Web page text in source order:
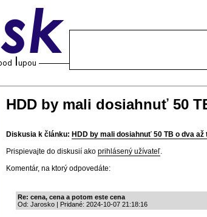
HDD by mali dosiahnuť 50
Diskusia k článku: HDD by mali dosiahnuť 50 TB o dva
Prispievajte do diskusií ako prihlásený užívateľ.
Komentár, na ktorý odpovedáte:
Re: cena, cena a potom este cena
Od: Jarosko | Pridané: 2024-10-07 21:18:16